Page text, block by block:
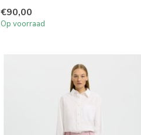
€90,00
Op voorraad